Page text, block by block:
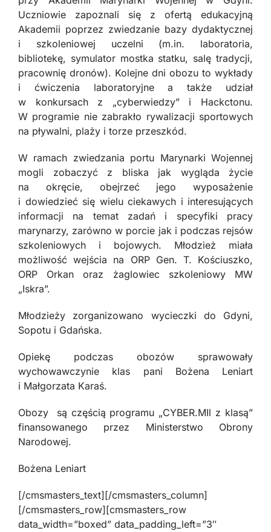
Uczniowie zapoznali się z ofertą edukacyjną
Akademii poprzez zwiedzanie bazy dydaktycznej
i szkoleniowej uczelni (m.in. laboratoria,
bibliotekę, symulator mostka statku, salę tradycji,
pracownię dronów). Kolejne dni obozu to wykłady
i ćwiczenia laboratoryjne a także udział
w konkursach z „cyberwiedzy” i Hackctonu.
W programie nie zabrakło rywalizacji sportowych
na pływalni, plaży i torze przeszkód.
W ramach zwiedzania portu Marynarki Wojennej
mogli zobaczyć z bliska jak wygląda życie
na okręcie, obejrzeć jego wyposażenie
i dowiedzieć się wielu ciekawych i interesujących
informacji na temat zadań i specyfiki pracy
marynarzy, zarówno w porcie jak i podczas rejsów
szkoleniowych i bojowych. Młodzież miała
możliwość wejścia na ORP Gen. T. Kościuszko,
ORP Orkan oraz żaglowiec szkoleniowy MW
„Iskra”.
Młodzieży zorganizowano wycieczki do Gdyni,
Sopotu i Gdańska.
Opiekę podczas obozów sprawowały
wychowawczynie klas pani Bożena Leniart
i Małgorzata Karaś.
Obozy są częścią programu „CYBER.MIl z klasą”
finansowanego przez Ministerstwo Obrony
Narodowej.
Bożena Leniart
[/cmsmasters_text][/cmsmasters_column]
[/cmsmasters_row][cmsmasters_row
data_width=”boxed” data_padding_left=”3″